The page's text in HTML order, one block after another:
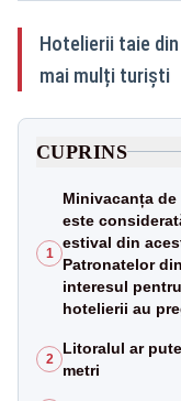
Hotelierii taie
mai mulți turiști
CUPRINS
1
Minivacanța
este
estival din
Patronatelor
interesul
hotelierii au
2
Litoralul ar
metri